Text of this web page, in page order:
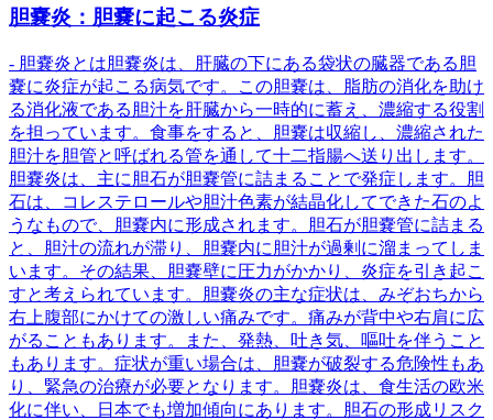
胆嚢炎：胆嚢に起こる炎症
- 胆嚢炎とは胆嚢炎は、肝臓の下にある袋状の臓器である胆
嚢に炎症が起こる病気です。この胆嚢は、脂肪の消化を助け
る消化液である胆汁を肝臓から一時的に蓄え、濃縮する役割
を担っています。食事をすると、胆嚢は収縮し、濃縮された
胆汁を胆管と呼ばれる管を通して十二指腸へ送り出します。
胆嚢炎は、主に胆石が胆嚢管に詰まることで発症します。胆
石は、コレステロールや胆汁色素が結晶化してできた石のよ
うなもので、胆嚢内に形成されます。胆石が胆嚢管に詰まる
と、胆汁の流れが滞り、胆嚢内に胆汁が過剰に溜まってしま
います。その結果、胆嚢壁に圧力がかかり、炎症を引き起こ
すと考えられています。胆嚢炎の主な症状は、みぞおちから
右上腹部にかけての激しい痛みです。痛みが背中や右肩に広
がることもあります。また、発熱、吐き気、嘔吐を伴うこと
もあります。症状が重い場合は、胆嚢が破裂する危険性もあ
り、緊急の治療が必要となります。胆嚢炎は、食生活の欧米
化に伴い、日本でも増加傾向にあります。胆石の形成リスク